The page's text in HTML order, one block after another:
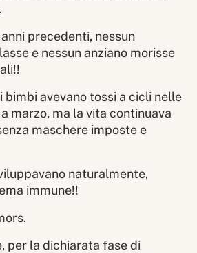
precedenti, nessun
e nessun anziano morisse
avevano tossi a cicli nelle
marzo, ma la vita continuava
maschere imposte e
naturalmente,
immune!!
per la dichiarata fase di